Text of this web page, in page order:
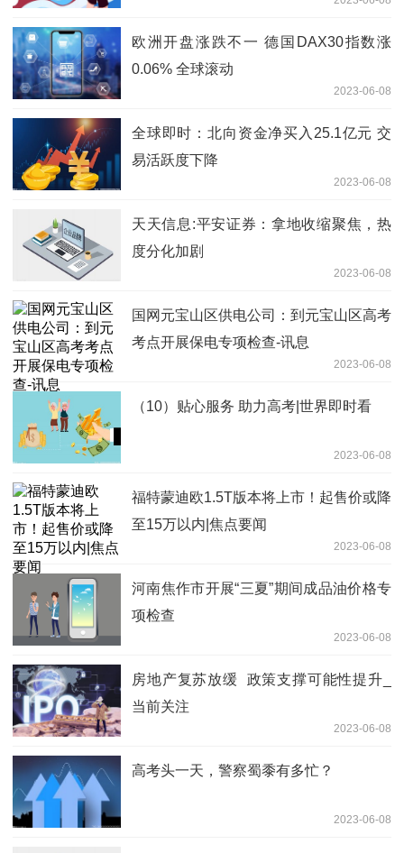
欧洲开盘涨跌不一 德国DAX30指数涨
0.06% 全球滚动
2023-06-08
全球即时：北向资金净买入25.1亿元 交
易活跃度下降
2023-06-08
天天信息:平安证券：拿地收缩聚焦，热
度分化加剧
2023-06-08
国网元宝山区供电公司：到元宝山区高考
考点开展保电专项检查-讯息
2023-06-08
（10）贴心服务 助力高考|世界即时看
2023-06-08
福特蒙迪欧1.5T版本将上市！起售价或降
至15万以内|焦点要闻
2023-06-08
河南焦作市开展“三夏”期间成品油价格专
项检查
2023-06-08
房地产复苏放缓 政策支撑可能性提升_
当前关注
2023-06-08
高考头一天，警察蜀黍有多忙？
2023-06-08